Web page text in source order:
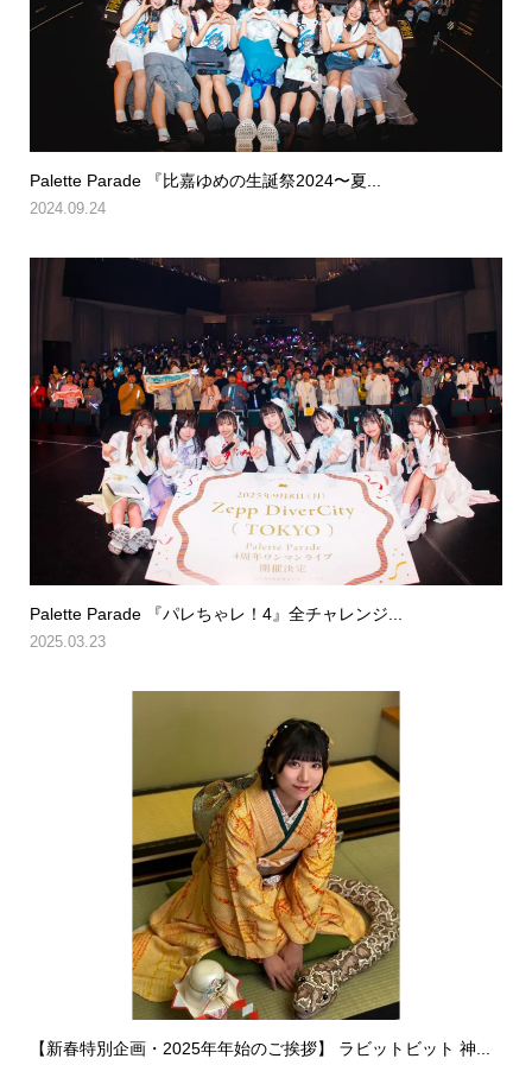
Palette Parade 『比嘉ゆめの生誕祭2024〜夏...
2024.09.24
Palette Parade 『パレちゃレ！4』全チャレンジ...
2025.03.23
【新春特別企画・2025年年始のご挨拶】 ラビットビット 神...